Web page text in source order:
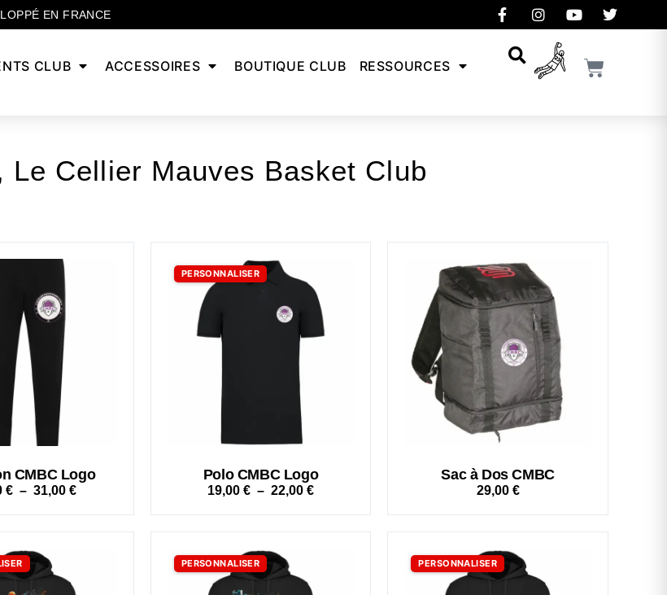
EN FRANCE
CLUB ACCESSOIRES BOUTIQUE CLUB RESSOURCES
Le Cellier Mauves Basket Club
CMBC Logo
€ – 31,00€
PERSONNALISER
Polo CMBC Logo
19,00 € – 22,00 €
Sac à Dos CMBC
29,00 €
PERSONNALISER PERSONNALISER